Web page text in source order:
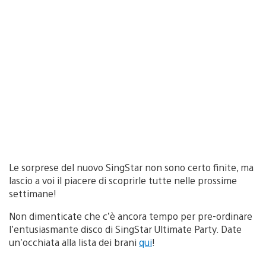
Le sorprese del nuovo SingStar non sono certo finite, ma
lascio a voi il piacere di scoprirle tutte nelle prossime
settimane!
Non dimenticate che c’è ancora tempo per pre-ordinare
l’entusiasmante disco di SingStar Ultimate Party. Date
un’occhiata alla lista dei brani ­qui!